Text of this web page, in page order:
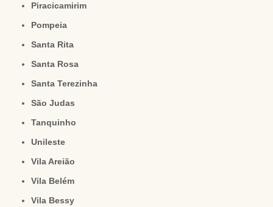
Piracicamirim
Pompeia
Santa Rita
Santa Rosa
Santa Terezinha
São Judas
Tanquinho
Unileste
Vila Areião
Vila Belém
Vila Bessy